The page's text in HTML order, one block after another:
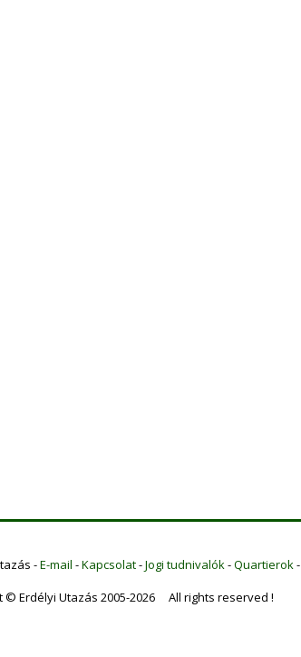
-E-mail -Kapcsolat-Jogi tudnivalók-Quartierok-
© Erdélyi Utazás 2005-2026 All rights reserved !